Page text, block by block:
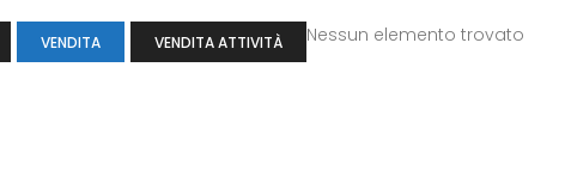
VENDITA VENDITA ATTIVITÀ Nessun elemento trovato